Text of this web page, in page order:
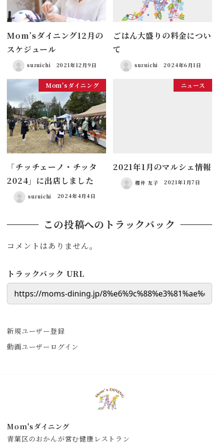
Mom’sダイニング12月の
スケジュール
suzuichi 2021年12月9日
ごはん大盛りの料金につい
て
suzuichi 2024年6月1日
Mom'sダイニング
「チッチェーノ・チッタ
2024」に出店しました
suzuichi 2024年4月4日
ニュース
2021年1月のマルシェ情報
櫻井 友子 2021年1月7日
この投稿へのトラックバック
コメントはありません。
トラックバック URL
新規ユーザー登録
動画ユーザーログイン
Mom'sダイニング
青葉区のおかんが営む健康レストラン